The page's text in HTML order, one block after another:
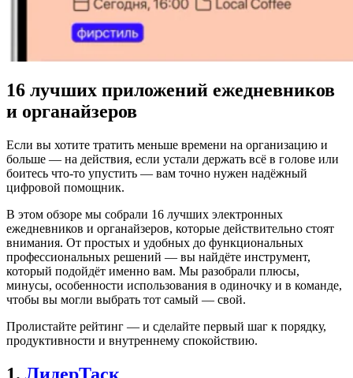
16 лучших приложений ежедневников
и органайзеров
Если вы хотите тратить меньше времени на организацию и
больше — на действия, если устали держать всё в голове или
боитесь что-то упустить — вам точно нужен надёжный
цифровой помощник.
В этом обзоре мы собрали 16 лучших электронных
ежедневников и органайзеров, которые действительно стоят
внимания. От простых и удобных до функциональных
профессиональных решений — вы найдёте инструмент,
который подойдёт именно вам. Мы разобрали плюсы,
минусы, особенности использования в одиночку и в команде,
чтобы вы могли выбрать тот самый — свой.
Пролистайте рейтинг — и сделайте первый шаг к порядку,
продуктивности и внутреннему спокойствию.